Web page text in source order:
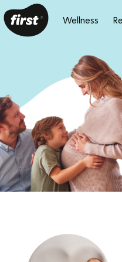
Wellness